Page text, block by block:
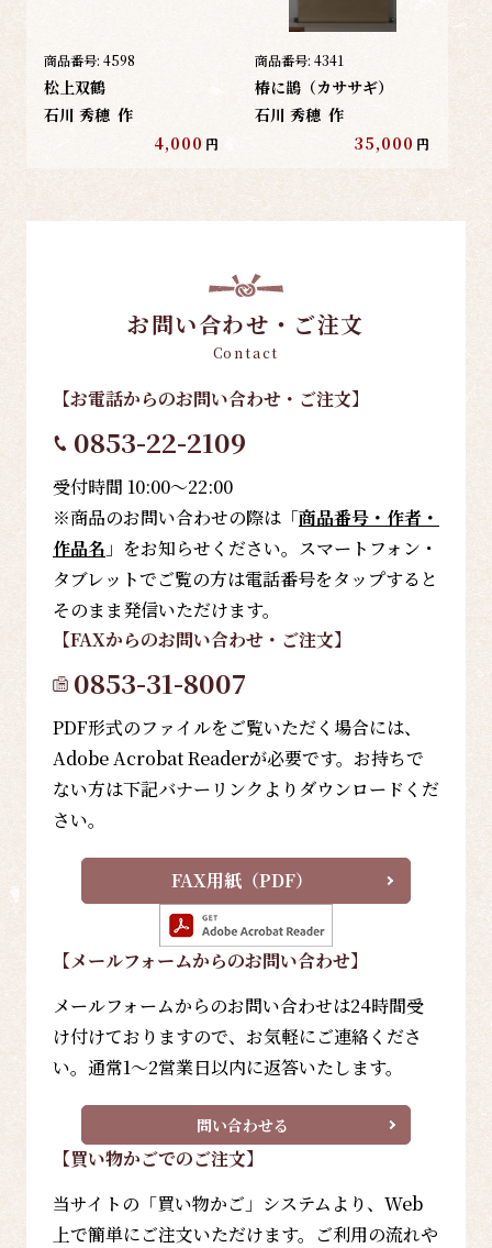
商品番号: 4598
松上双鶴
石川 秀穂 作
4,000 円
商品番号: 4341
椿に鵲（カササギ）
石川 秀穂 作
35,000 円
お問い合わせ・ご注文
Contact
【お電話からのお問い合わせ・ご注文】
0853-22-2109
受付時間 10:00～22:00
※商品のお問い合わせの際は「商品番号・作者・
作品名 」をお知らせください。スマートフォン・
タブレットでご覧の方は電話番号をタップすると
そのまま発信いただけます。
【FAXからのお問い合わせ・ご注文】
0853-31-8007
PDF形式のファイルをご覧いただく場合には、
Adobe Acrobat Readerが必要です。お持ちで
ない方は下記バナーリンクよりダウンロードくだ
さい。
FAX用紙（PDF）
【メールフォームからのお問い合わせ】
メールフォームからのお問い合わせは24時間受
け付けておりますので、お気軽にご連絡くださ
い。通常1～2営業日以内に返答いたします。
問い合わせる
【買い物かごでのご注文】
当サイトの「買い物かご」システムより、Web
上で簡単にご注文いただけます。ご利用の流れや